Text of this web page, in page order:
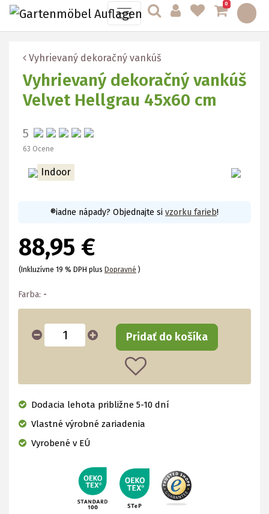
0
Vyhrievaný dekoračný vankúš
Vyhrievaný dekoračný vankúš
Velvet Hellgrau 45x60 cm
5
63 Ocene
Indoor
®iadne nápady? Objednajte si vzorku farieb!
88,95 €
(Inkluzívne 19 % DPH plus Dopravné )
Farba: -
Pridať do košíka
Dodacia lehota približne 5-10 dní
Vlastné výrobné zariadenia
Vyrobené v EÚ